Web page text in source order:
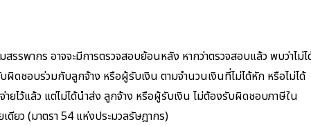
รพากร อาจจะมีการตรวจสอบย้อนหลัง หากว่าตรวจสอบแล้ว พบว่าไม่ไ
ดชอบร่วมกับลูกจ้าง หรือผู้รับเงิน ตามจำนวนเงินที่ไม่ได้หัก หรือไม่ได้
ไว้แล้ว แต่ไม่ได้นำส่ง ลูกจ้าง หรือผู้รับเงิน ไม่ต้องรับผิดชอบภาษีใน
ยว (มาตรา 54 แห่งประมวลรัษฎากร)